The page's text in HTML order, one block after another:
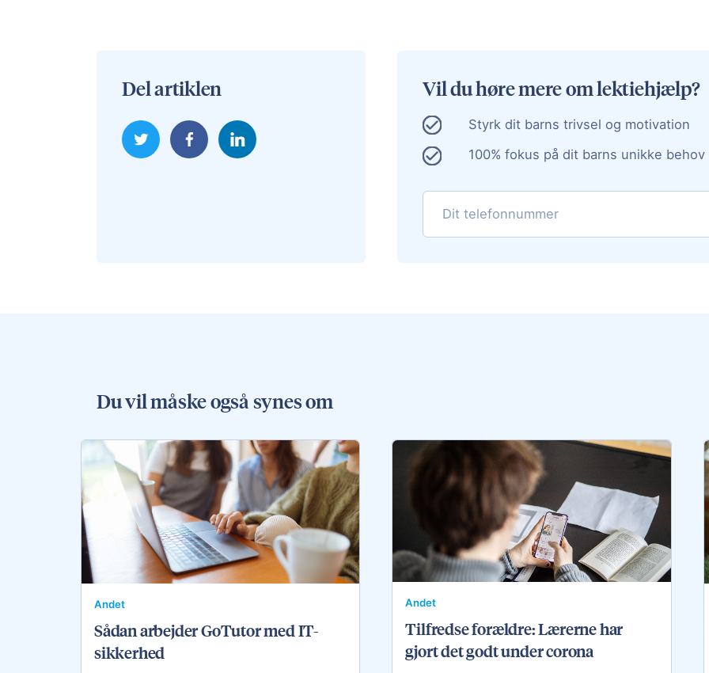
Del artiklen Vil du høre mere om lektiehjælp?
Styrk dit barns trivsel og motivation
100% fokus på dit barns unikke behov
Du vil måske også synes om
Andet
Sådan arbejder GoTutor med IT-
sikkerhed
Andet
Tilfredse forældre: Lærerne har
gjort det godt under corona